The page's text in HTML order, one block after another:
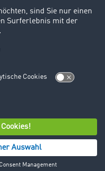
Rechte vorbehalten